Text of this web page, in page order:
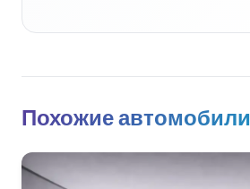
Похожие автомобили